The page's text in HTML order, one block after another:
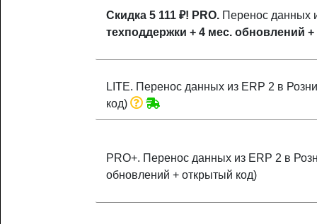
Скидка 5 111 ₽! PRO.Перенос данных
техподдержки + 4 мес. обновлений
LITE. Перенос данных из ERP 2 в
код)
PRO+. Перенос данных из ERP 2 в
обновлений + открытый код)